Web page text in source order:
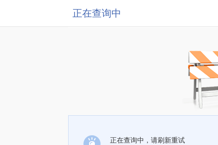
正在查询中
正在查询中，请刷新重试